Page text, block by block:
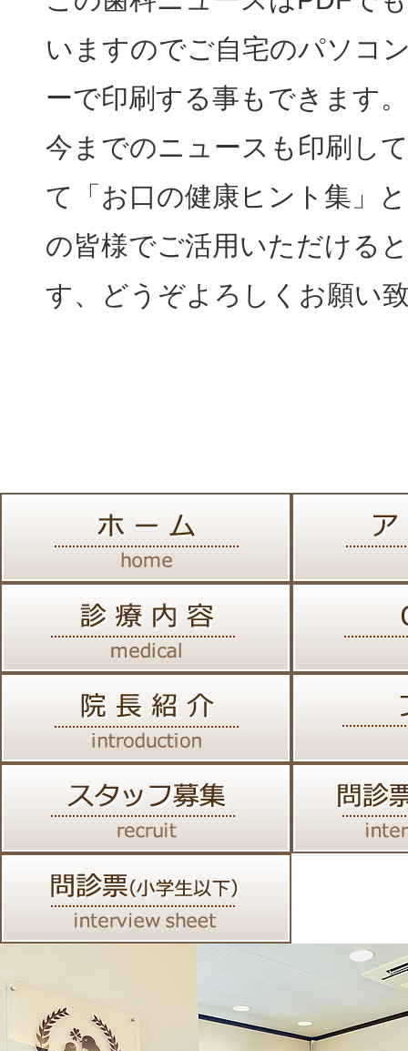
いますのでご自宅のパソコ
ーで印刷する事もできます。
今までのニュースも印刷し
て「お口の健康ヒント集」
の皆様でご活用いただける
す、どうぞよろしくお願い